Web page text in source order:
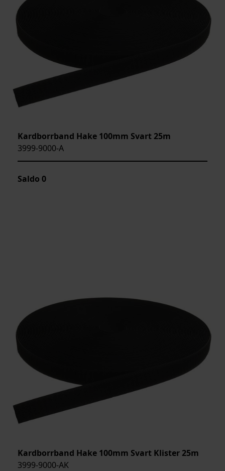
Kardborrband Hake 100mm Svart 25m
3999-9000-A
Saldo 0
Kardborrband Hake 100mm Svart Klister 25m
3999-9000-AK